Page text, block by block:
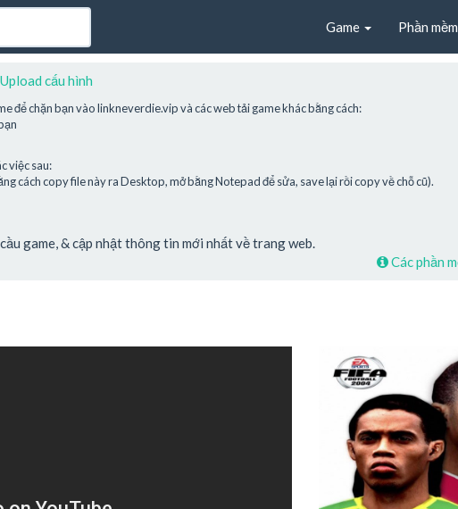
Game Phần mềm
Upload cấu hình
để chặn bạn vào linkneverdie.vip và các web tải game khác bằng cách:
việc sau:
copy file này ra Desktop, mở bằng Notepad để sửa, save lại rồi copy về chỗ cũ).
game, & cập nhật thông tin mới nhất về trang web.
Các phần